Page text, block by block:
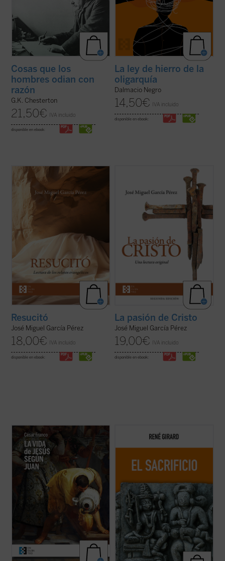
Cosas que los
hombres odian con
razón
G.K. Chesterton
21,50€ IVA incluido
disponible en ebook:
La ley de hierro de la
oligarquía
Dalmacio Negro
14,50€ IVA incluido
disponible en ebook:
José Miguel García centra la atención
sobre las dificultades o extrañezas
contenidas en los relatos evangélicos, que
son los testimonios más explícitos acerca
de lo que aconteció después de la muerte y
sepultura de Jesús de Nazaret. El ...
Resucitó
José Miguel García Pérez
18,00€ IVA incluido
disponible en ebook:
pasión de Cristo que aparecen en los
llamativas diferencias, incluso
contradicciones, entre algunos de los
pasajes narrados en ellos. El autor de este
libro ofrece, ...(ver ficha)
La pasión de Cristo
José Miguel García Pérez
19,00€ IVA incluido
disponible en ebook:
Este ensayo de Mons. César Franco ofrece
con estilo diáfano y apasionado una
introducción a la vida de Jesús narrada en
el evangelio de Juan, que permite al lector
acceder al texto sin complicaciones.
Dividido en dos partes, la primera ...
Esta nueva edición, publicada a modo de
conmemoración por el centenario del
girardiano, pues el sacrificio no es un tema
cualquiera de la antropología o de la ...